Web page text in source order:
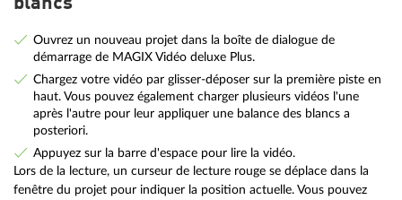
Ouvrez un nouveau projet dans la boîte de dialogue de
démarrage de MAGIX Vidéo deluxe Plus.
Chargez votre vidéo par glisser-déposer sur la première piste en
haut. Vous pouvez également charger plusieurs vidéos l'une
après l'autre pour leur appliquer une balance des blancs a
posteriori.
Appuyez sur la barre d'espace pour lire la vidéo.
Lors de la lecture, un curseur de lecture rouge se déplace dans la
fenêtre du projet pour indiquer la position actuelle. Vous pouvez